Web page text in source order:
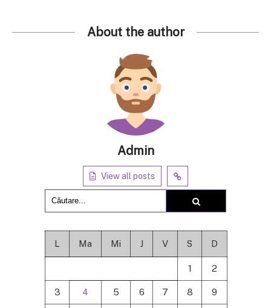
About the author
Admin
View all posts
L Ma Mi J V S D
1 2
3 4 5 6 7 8 9